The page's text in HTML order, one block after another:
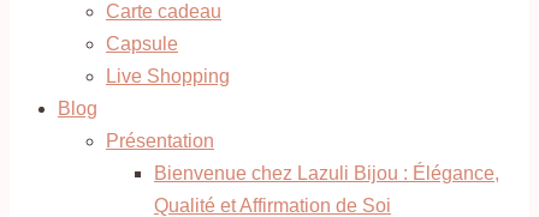
Carte cadeau
Capsule
Live Shopping
Blog
Présentation
Bienvenue chez Lazuli Bijou : Élégance,
Qualité et Affirmation de Soi